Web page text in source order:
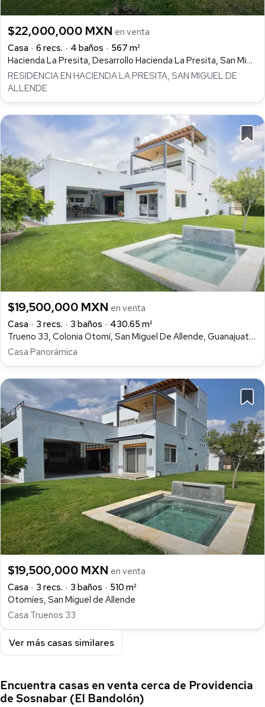
$22,000,000 MXN en venta
Casa
6 recs. 4 baños
567 m²
Hacienda La Presita, Desarrollo Hacienda La Presita, San Miguel de Allende
RESIDENCIA EN HACIENDA LA PRESITA, SAN MIGUEL DE
ALLENDE
$19,500,000 MXN en venta
Casa
3 recs. 3 baños
430.65 m²
Trueno 33, Colonia Otomí, San Miguel De Allende, Guanajuato, México, Otomíes, San Miguel de Allende
Casa Panorámica
$19,500,000 MXN en venta
Casa
3 recs. 3 baños
510 m²
Otomíes, San Miguel de Allende
Casa Truenos 33
Ver más casas similares
Encuentra casas en venta cerca de Providencia
de Sosnabar (El Bandolón)